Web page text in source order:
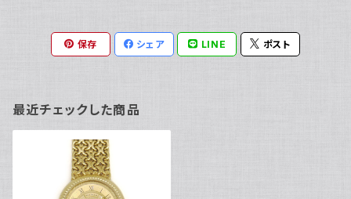
保存 シェア LINE ポスト
最近チェックした商品